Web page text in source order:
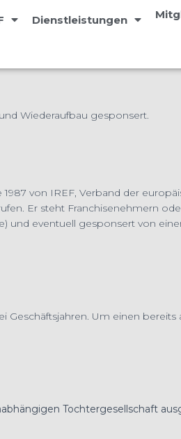
Dienstleistungen
Wiederaufbau gesponsert.
von IREF, Verband der
Er steht Franchisenehmern
eventuell gesponsert von
Um einen
Tochtergesellschaft